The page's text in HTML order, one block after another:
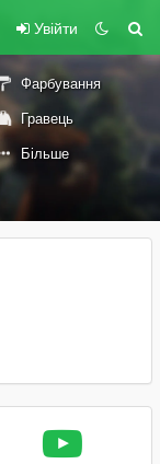
Увійти
Фарбування
Гравець
Більше